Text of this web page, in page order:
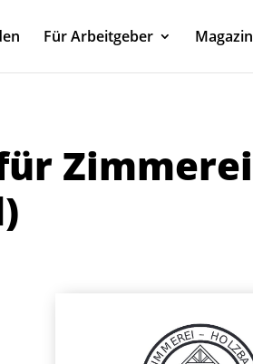
Für Arbeitgeber Magazin
Zimmerei